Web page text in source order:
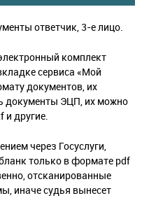
ответчик, 3-е лицо.
комплект
сервиса «Мой
документов, их
документы ЭЦП, их можно
и другие.
через Госуслуги,
только в формате pdf
отсканированные
иначе судья вынесет